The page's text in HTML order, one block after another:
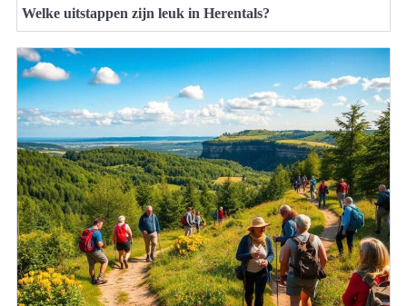
Welke uitstappen zijn leuk in Herentals?